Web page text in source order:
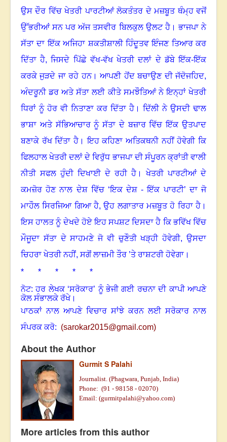
ਉਸ ਦੌਰ ਵਿੱਚ ਖੇਤਰੀ ਪਾਰਟੀਆਂ ਲੋਕਤੰਤਰ ਦੇ ਮਜ਼ਬੂਤ ਥੰਮ੍ਹ ਵਜੋਂ
ਉੱਭਰੀਆਂ ਸਨ ਪਰ ਅੱਜ ਤਸਵੀਰ ਬਿਲਕੁਲ ਉਲਟ ਹੈ। ਭਾਜਪਾ ਨੇ
ਸੱਤਾ ਦਾ ਇੱਕ ਅਜਿਹਾ ਸ਼ਕਤੀਸ਼ਾਲੀ ਹਿੰਦੂਤਵ ਇੰਜਣ ਤਿਆਰ ਕਰ
ਦਿੱਤਾ ਹੈ,ਜਿਸਦੇ ਪਿੱਛੇ ਵੱਖ-ਵੱਖ ਖੇਤਰੀ ਦਲਾਂ ਦੇ ਡੱਬੇ ਇੱਕ-ਇੱਕ
ਕਰਕੇ ਜੁੜਦੇ ਜਾ ਰਹੇ ਹਨ। ਆਪਣੀ ਹੋਂਦ ਬਚਾਉਣ ਦੀ ਜੱਦੋਜਹਿਦ,
ਅੰਦਰੂਨੀ ਡਰ ਅਤੇ ਸੱਤਾ ਲਈ ਕੀਤੇ ਸਮਝੌਤਿਆਂ ਨੇ ਇਨ੍ਹਾਂ ਖੇਤਰੀ
ਧਿਰਾਂ ਨੂੰ ਹੋਰ ਵੀ ਨਿਤਾਣਾ ਕਰ ਦਿੱਤਾ ਹੈ। ਦਿੱਲੀ ਨੇ ਉਸਦੀ ਢਾਲ
ਭਾਸ਼ਾ ਅਤੇ ਸੱਭਿਆਚਾਰ ਨੂੰ ਸੱਤਾ ਦੇ ਬਜ਼ਾਰ ਵਿੱਚ ਇੱਕ ਉਤਪਾਦ
ਬਣਾਕੇ ਰੱਖ ਦਿੱਤਾ ਹੈ। ਇਹ ਕਹਿਣਾ ਅਤਿਕਥਨੀ ਨਹੀਂ ਹੋਵੇਗੀ ਕਿ
ਫਿਲਹਾਲ ਖੇਤਰੀ ਦਲਾਂ ਦੇ ਵਿਰੁੱਧ ਭਾਜਪਾ ਦੀ ਸੰਪੂਰਨ ਕ੍ਰਾਂਤੀ ਵਾਲੀ
ਨੀਤੀ ਸਫਲ ਹੁੰਦੀ ਦਿਖਾਈ ਦੇ ਰਹੀ ਹੈ। ਖੇਤਰੀ ਪਾਰਟੀਆਂ ਦੇ
ਕਮਜ਼ੋਰ ਹੋਣ ਨਾਲ ਦੇਸ਼ ਵਿੱਚ ‘ਇਕ ਦੇਸ਼ - ਇੱਕ ਪਾਰਟੀ’ ਦਾ ਜੋ
ਮਾਹੌਲ ਸਿਰਜਿਆ ਗਿਆ ਹੈ,ਉਹ ਲਗਾਤਾਰ ਮਜ਼ਬੂਤ ਹੋ ਰਿਹਾ ਹੈ।
ਇਸ ਹਾਲਤ ਨੂੰ ਦੇਖਦੇ ਹੋਏ ਇਹ ਸਪਸ਼ਟ ਦਿਸਦਾ ਹੈ ਕਿ ਭਵਿੱਖ ਵਿੱਚ
ਮੌਜੂਦਾ ਸੱਤਾ ਦੇ ਸਾਹਮਣੇ ਜੋ ਵੀ ਚੁਣੌਤੀ ਖੜ੍ਹੀ ਹੋਵੇਗੀ,ਉਸਦਾ
ਚਿਹਰਾ ਖੇਤਰੀ ਨਹੀਂ, ਸਗੋਂ ਲਾਜ਼ਮੀ ਤੌਰ ’ਤੇ ਰਾਸ਼ਟਰੀ ਹੋਵੇਗਾ।
* * * * *
ਨੋਟ: ਹਰ ਲੇਖਕ ‘ਸਰੋਕਾਰ’ ਨੂੰ ਭੇਜੀ ਗਈ ਰਚਨਾ ਦੀ ਕਾਪੀ ਆਪਣੇ
ਕੋਲ ਸੰਭਾਲਕੇ ਰੱਖੇ।
ਪਾਠਕਾਂ ਨਾਲ ਆਪਣੇ ਵਿਚਾਰ ਸਾਂਝੇ ਕਰਨ ਲਈ ਸਰੋਕਾਰ ਨਾਲ
ਸੰਪਰਕ ਕਰੋ: (sarokar2015@gmail.com)
About the Author
Gurmit S Palahi
Journalist. (Phagwara, Punjab, India)
Phone: (91 - 98158 - 02070)
Email: (gurmitpalahi@yahoo.com)
More articles from this author